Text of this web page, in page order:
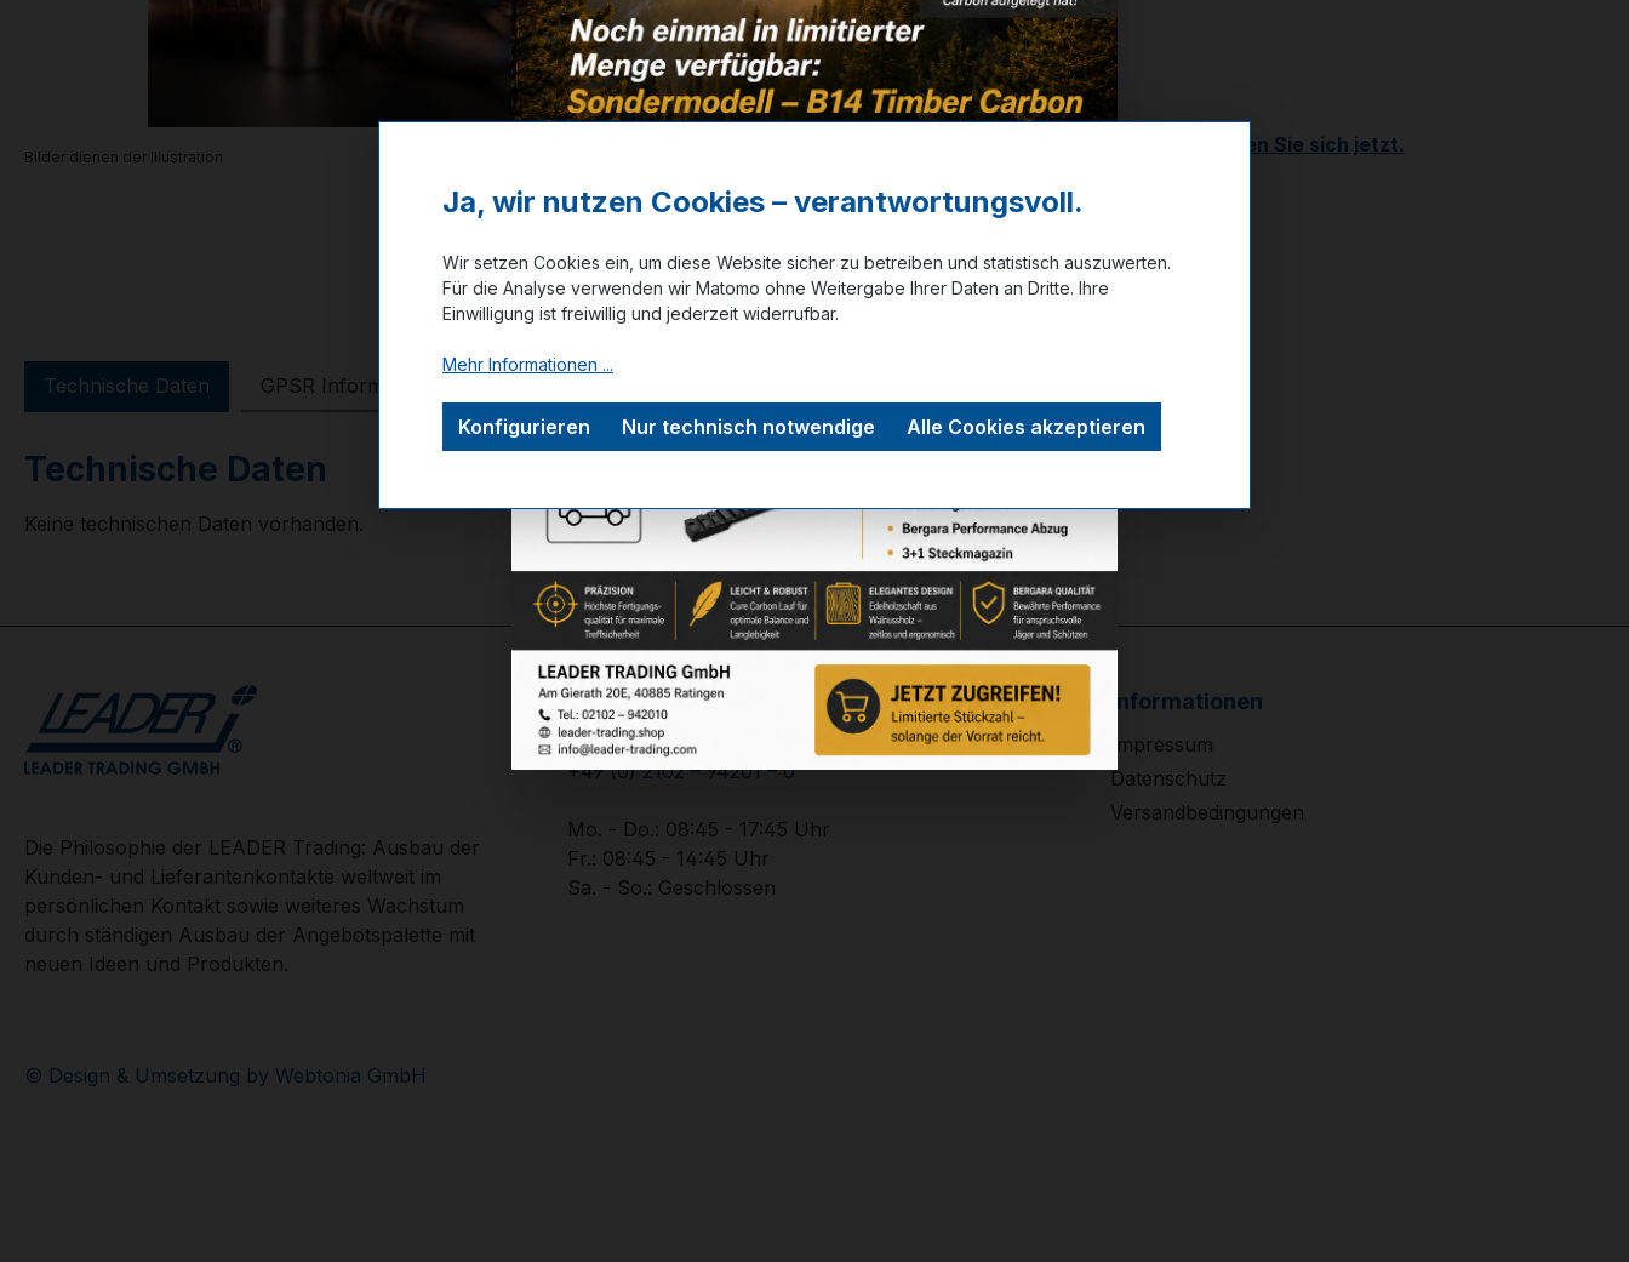
Bilder dienen der Illustration
130,50 €
✔ Auf Lager
Registrieren Sie sich jetzt.
Zum Merkzettel hinzufügen
Technische Daten GPSR Information
Technische Daten
Keine technischen Daten vorhanden.
Die Philosophie der LEADER Trading: Ausbau der
Kunden- und Lieferantenkontakte weltweit im
persönlichen Kontakt sowie weiteres Wachstum
durch ständigen Ausbau der Angebotspalette mit
neuen Ideen und Produkten.
Service-Hotline
Unterstützung zu Ihrer Bestellung:
+49 (0) 2102 – 94201 – 0
Mo. - Do.: 08:45 - 17:45 Uhr
Fr.: 08:45 - 14:45 Uhr
Sa. - So.: Geschlossen
Informationen
Impressum
Datenschutz
Versandbedingungen
© Design & Umsetzung by Webtonia GmbH
Ja, wir nutzen Cookies – verantwortungsvoll.
Wir setzen Cookies ein, um diese Website sicher zu betreiben und statistisch auszuwerten.
Für die Analyse verwenden wir Matomo ohne Weitergabe Ihrer Daten an Dritte. Ihre
Einwilligung ist freiwillig und jederzeit widerrufbar.
Mehr Informationen ...
Nur technisch notwendige
Konfigurieren Alle Cookies akzeptieren